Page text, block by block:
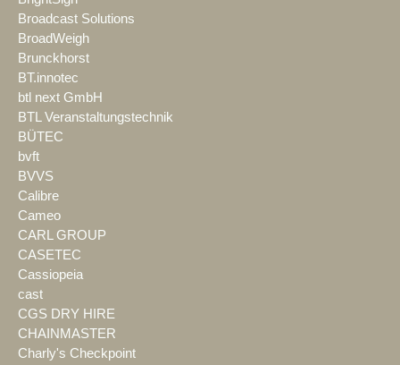
Broadcast Solutions
BroadWeigh
Brunckhorst
BT.innotec
btl next GmbH
BTL Veranstaltungstechnik
BÜTEC
bvft
BVVS
Calibre
Cameo
CARL GROUP
CASETEC
Cassiopeia
cast
CGS DRY HIRE
CHAINMASTER
Charly's Checkpoint